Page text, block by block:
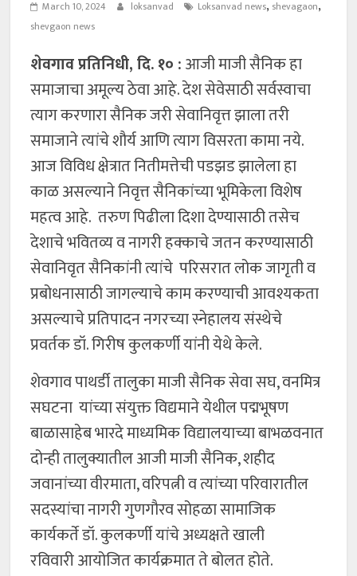
March 10, 2024
loksanvad Loksanvad news, shevagaon,
shevgaon news
शेवगाव प्रतिनिधी, दि. १० :आजी माजी सैनिक हा
समाजाचा अमूल्य ठेवा आहे. देश सेवेसाठी सर्वस्वाचा
त्याग करणारा सैनिक जरी सेवानिवृत्त झाला तरी
समाजाने त्यांचे शौर्य आणि त्याग विसरता कामा नये.
आज विविध क्षेत्रात नितीमत्तेची पडझड झालेला हा
काळ असल्याने निवृत्त सैनिकांच्या भूमिकेला विशेष
महत्व आहे. तरुण पिढीला दिशा देण्यासाठी तसेच
देशाचे भवितव्य व नागरी हक्काचे जतन करण्यासाठी
सेवानिवृत सैनिकांनी त्यांचे परिसरात लोक जागृती व
प्रबोधनासाठी जागल्याचे काम करण्याची आवश्यकता
असल्याचे प्रतिपादन नगरच्या स्नेहालय संस्थेचे
प्रवर्तक डॉ. गिरीष कुलकर्णी यांनी येथे केले.
शेवगाव पाथर्डी तालुका माजी सैनिक सेवा सघ, वनमित्र
सघटना यांच्या संयुक्त विद्यमाने येथील पद्मभूषण
बाळासाहेब भारदे माध्यमिक विद्यालयाच्या बाभळवनात
दोन्ही तालुक्यातील आजी माजी सैनिक, शहीद
जवानांच्या वीरमाता, वरिपत्नी व त्यांच्या परिवारातील
सदस्यांचा नागरी गुणगौरव सोहळा सामाजिक
कार्यकर्ते डॉ. कुलकर्णी यांचे अध्यक्षते खाली
रविवारी आयोजित कार्यक्रमात ते बोलत होते.